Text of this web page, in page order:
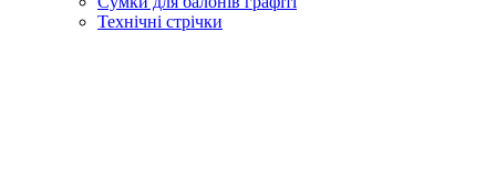
Технічні стрічки